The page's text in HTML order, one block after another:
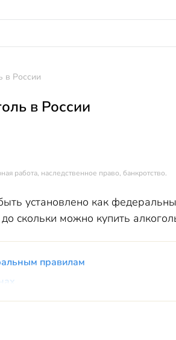
в России
в России
работа, наследственное право, банкротство.
установлено как
скольки можно купить
правилам
области